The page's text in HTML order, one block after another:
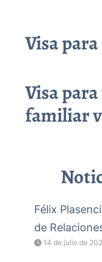
Visa
Visa
familiar
Félix
de
14 de julio de